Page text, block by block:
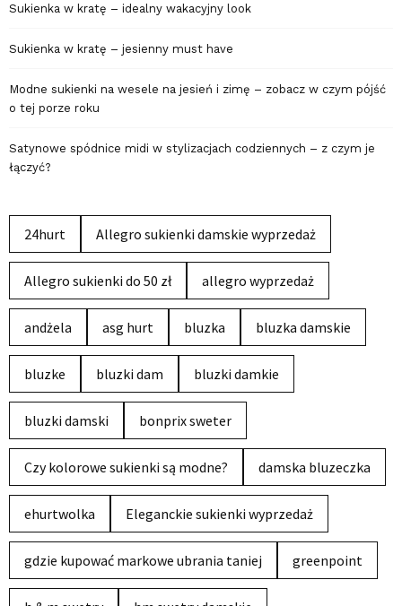
Sukienka w kratę – idealny wakacyjny look
Sukienka w kratę – jesienny must have
Modne sukienki na wesele na jesień i zimę – zobacz w czym pójść
o tej porze roku
Satynowe spódnice midi w stylizacjach codziennych – z czym je
łączyć?
24hurt Allegro sukienki damskie wyprzedaż
Allegro sukienki do 50 zł allegro wyprzedaż
andżela asg hurt bluzka bluzka damskie
bluzke bluzki dam bluzki damkie
bluzki damski bonprix sweter
Czy kolorowe sukienki są modne? damska bluzeczka
ehurtwolka Eleganckie sukienki wyprzedaż
gdzie kupować markowe ubrania taniej greenpoint